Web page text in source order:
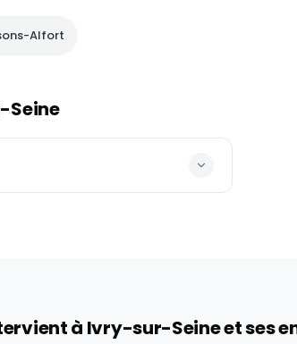
Alfort
à Ivry-sur-Seineet ses